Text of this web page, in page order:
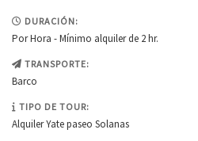
DURACIÓN:
Por Hora - Mínimo alquiler de 2 hr.
TRANSPORTE:
Barco
TIPO DE TOUR:
Alquiler Yate paseo Solanas